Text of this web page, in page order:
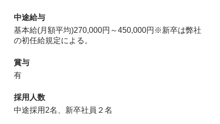
中途給与
基本給(月額平均)270,000円～450,000円※新卒は弊社
の初任給規定による。
賞与
有
採用人数
中途採用2名、新卒社員２名